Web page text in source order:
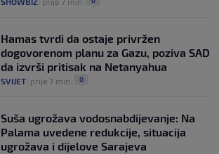
Hamas tvrdi da ostaje privržen
dogovorenom planu za Gazu, poziva SAD
da izvrši pritisak na Netanyahua
SVIJET prije 7 min 0
Suša ugrožava vodosnabdijevanje: Na
Palama uvedene redukcije, situacija
ugrožava i dijelove Sarajeva